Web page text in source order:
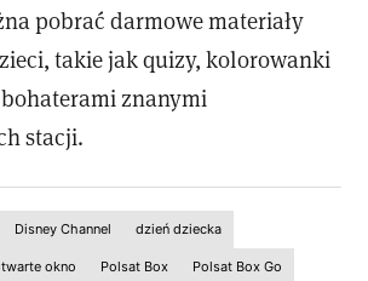
pobrać darmowe materiały
takie jak quizy, kolorowanki
znanymi
stacji.
Disney Channel dzień dziecka
okno Polsat Box Polsat Box Go